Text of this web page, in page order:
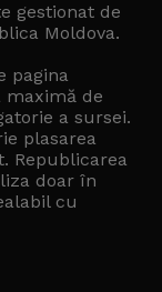
gestionat de
Moldova.
pagina
maximă de
a sursei.
plasarea
Republicarea
doar în
cu